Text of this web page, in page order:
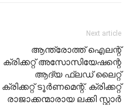
Next article
ആന്ത്രോത്ത് ഐലന്റ്
ക്രിക്കറ്റ് അസോസിയേഷന്റെ
ആദ്യ ഫ്ലഡ് ലൈറ്റ്
ക്രിക്കറ്റ് ടൂർണമെന്റ്. ക്രിക്കറ്റ്
രാജാക്കന്മാരായ ലക്കി സ്റ്റാർ